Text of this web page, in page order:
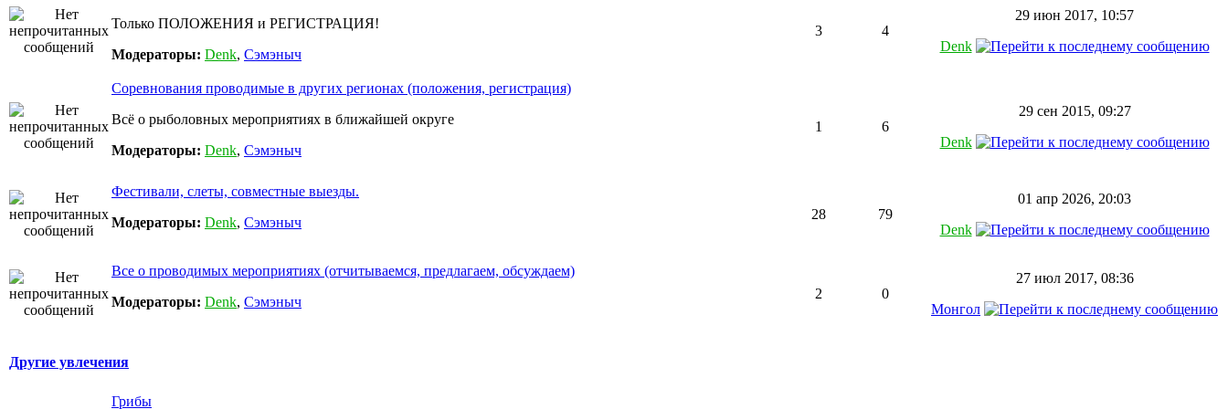
Только ПОЛОЖЕНИЯ и РЕГИСТРАЦИЯ!
Модераторы: Denk, Сэмэныч
3 4
29 июн 2017, 10:57
Denk
Соревнования проводимые в других регионах (положения, регистрация)
Всё о рыболовных мероприятиях в ближайшей округе
Модераторы: Denk, Сэмэныч
1 6
29 сен 2015, 09:27
Denk
Фестивали, слеты, совместные выезды.
Модераторы: Denk, Сэмэныч
28 79
01 апр 2026, 20:03
Denk
Все о проводимых мероприятиях (отчитываемся, предлагаем, обсуждаем)
Модераторы: Denk, Сэмэныч
2 0
27 июл 2017, 08:36
Монгол
Другие увлечения
Грибы